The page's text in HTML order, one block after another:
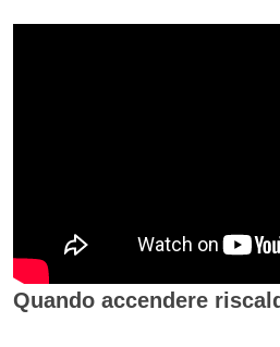
Quando accendere